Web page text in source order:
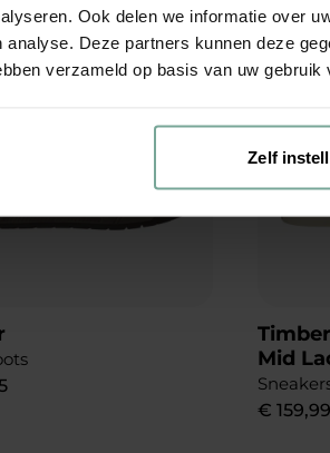
Ook delen we informatie over
analyse. Deze partners kunnen deze
verzameld op basis van uw gebruik
Zelf
Add to Wishlist
Mid
€ 159,99